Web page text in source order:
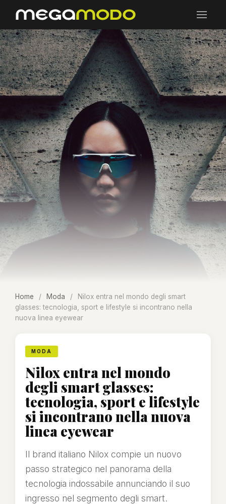
Home / Moda /
Nilox entra nel mondo degli smart
glasses: tecnologia, sport e lifestyle si incontrano nella
nuova linea eyewear
MODA
Nilox entra nel mondo
degli smart glasses:
tecnologia, sport e lifestyle
si incontrano nella nuova
linea eyewear
Il brand italiano Nilox compie un nuovo
passo strategico nel panorama della
tecnologia indossabile annunciando il suo
ingresso nel segmento degli smart.